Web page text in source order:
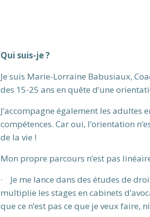
Qui suis-je ?
Je suis Marie-Lorraine Babusiaux,
des 15-25 ans en quête d’une
J’accompagne également les adultes
compétences. Car oui, l’orientation
de la vie !
Mon propre parcours n’est pas
· Je me lance dans des études de
multiplie les stages en cabinets
que ce n’est pas ce que je veux faire,